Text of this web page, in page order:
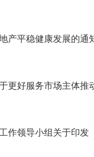
产平稳健康发展的通
更好服务市场主体推
作领导小组关于印发